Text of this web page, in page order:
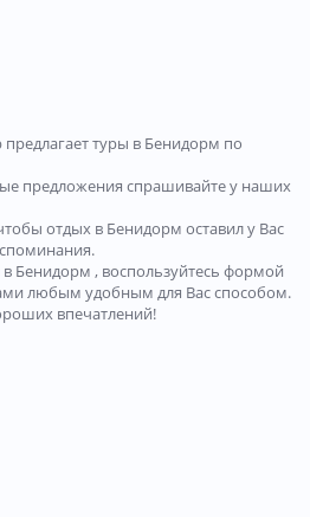
туры в Бенидорм по
предложения спрашивайте у наших
отдых в Бенидорм оставил у Вас
Бенидорм , воспользуйтесь формой
любым удобным для Вас способом.
впечатлений!